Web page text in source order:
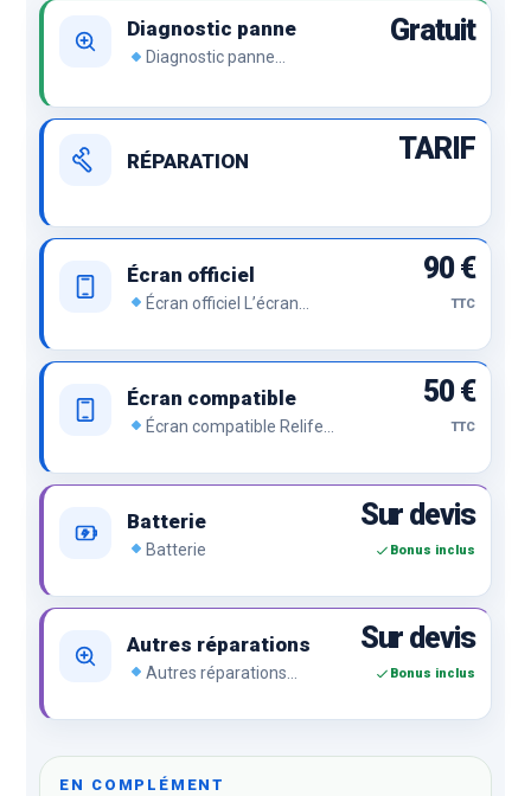
Diagnostic panne
Diagnostic panne
Gratuit
RÉPARATION TARIF
Écran officiel
Écran officiel L’écran
du top.
90 €
TTC
Écran compatible
Écran compatible Relife
prix sans renier la qualité.
50 €
TTC
Batterie
Batterie
Sur devis
Bonus inclus
Autres réparations
Autres réparations
caméra, empreinte,
arrière, lentille arrière,
réseau…
Sur devis
Bonus inclus
EN COMPLÉMENT